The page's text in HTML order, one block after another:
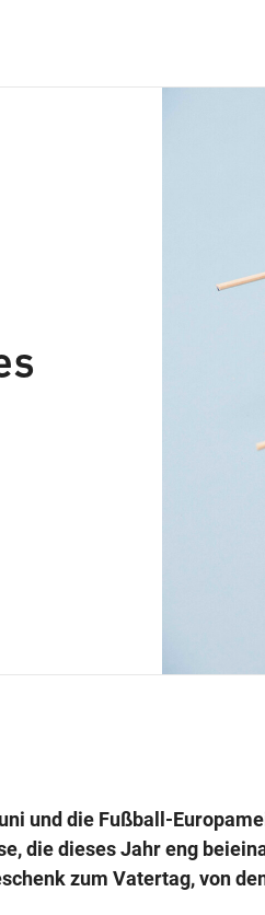
und die Fußball-
die dieses Jahr eng
zum Vatertag, von